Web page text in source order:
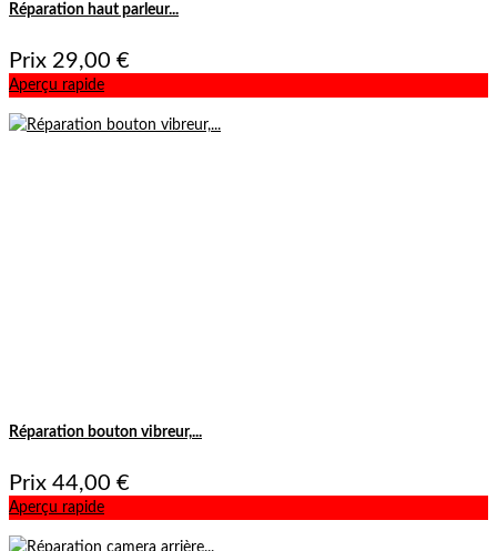
Réparation haut parleur...
Prix 29,00 €
Aperçu rapide
Réparation bouton vibreur,...
Prix 44,00 €
Aperçu rapide